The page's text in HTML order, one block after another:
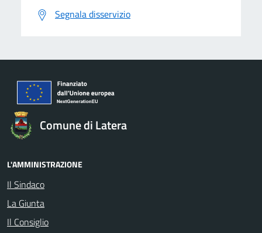
Segnala disservizio
Comune di Latera
L'AMMINISTRAZIONE
Il Sindaco
La Giunta
Il Consiglio